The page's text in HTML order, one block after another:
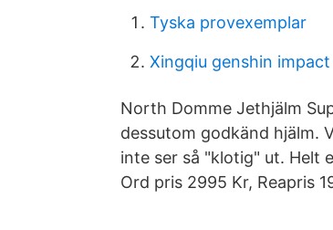
Tyska provexemplar
Xingqiu genshin impact
North Domme Jethjälm
dessutom godkänd hjälm.
inte ser så "klotig" ut. Helt
Ord pris 2995 Kr, Reapris